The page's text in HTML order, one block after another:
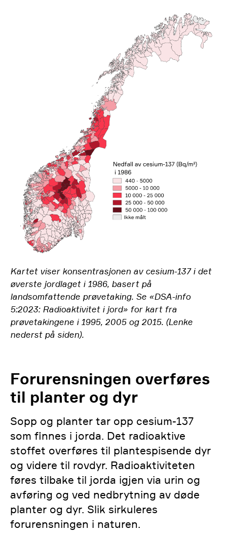
Kartet viser konsentrasjonen av cesium-137 i det
øverste jordlaget i 1986, basert på
landsomfattende prøvetaking. Se «DSA-info
5:2023: Radioaktivitet i jord» for kart fra
prøvetakingene i 1995, 2005 og 2015. (Lenke
nederst på siden).
Forurensningen overføres
til planter og dyr
Sopp og planter tar opp cesium-137
som finnes i jorda. Det radioaktive
stoffet overføres til plantespisende dyr
og videre til rovdyr. Radioaktiviteten
føres tilbake til jorda igjen via urin og
avføring og ved nedbrytning av døde
planter og dyr. Slik sirkuleres
forurensningen i naturen.